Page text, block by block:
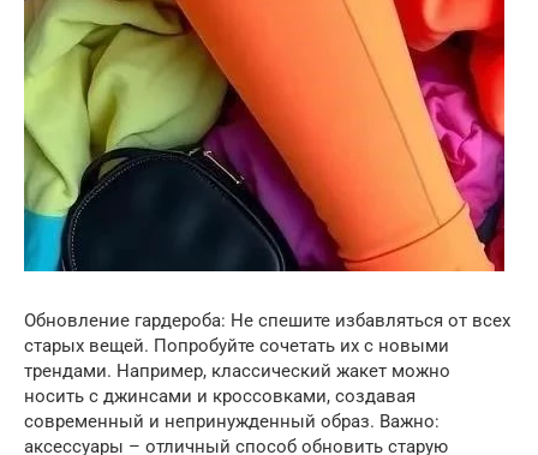
Обновление гардероба: Не спешите избавляться от всех
старых вещей. Попробуйте сочетать их с новыми
трендами. Например, классический жакет можно
носить с джинсами и кроссовками, создавая
современный и непринужденный образ. Важно:
аксессуары – отличный способ обновить старую